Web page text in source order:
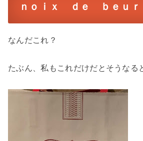
ｎｏｉｘ ｄｅ ｂｅｕｒ
なんだこれ？
たぶん、私もこれだけだとそうなる